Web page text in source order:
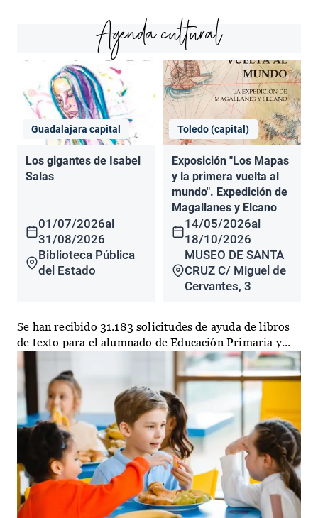
Agenda cultural
Guadalajara capital
Los gigantes de Isabel
Salas
01/07/2026al
31/08/2026
Biblioteca Pública
del Estado
Toledo (capital)
Exposición "Los Mapas
y la primera vuelta al
mundo". Expedición de
Magallanes y Elcano
14/05/2026al
18/10/2026
MUSEO DE SANTA
CRUZ C/ Miguel de
Cervantes, 3
Se han recibido 31.183 solicitudes de ayuda de libros
de texto para el alumnado de Educación Primaria y...